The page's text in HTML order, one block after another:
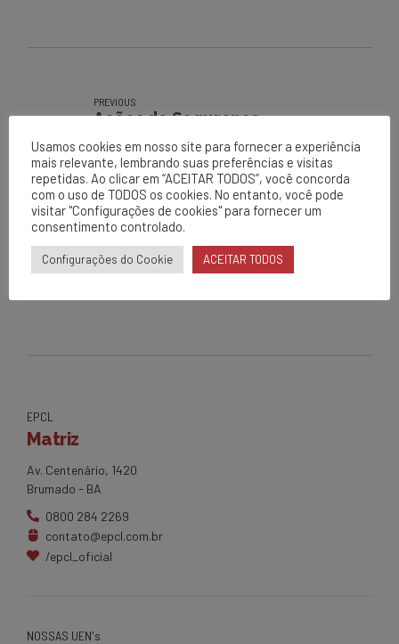
PREVIOUS
Ações de Segurança
NEXT
Segunda + Segura
EPCL
Matriz
Av. Centenário, 1420
Brumado - BA
0800 284 2269
contato@epcl.com.br
/epcl_oficial
NOSSAS UEN's
Usamos cookies em nosso site para fornecer a experiência
mais relevante, lembrando suas preferências e visitas
repetidas. Ao clicar em “ACEITAR TODOS”, você concorda
com o uso de TODOS os cookies. No entanto, você pode
visitar "Configurações de cookies" para fornecer um
consentimento controlado.
Configurações do Cookie ACEITAR TODOS